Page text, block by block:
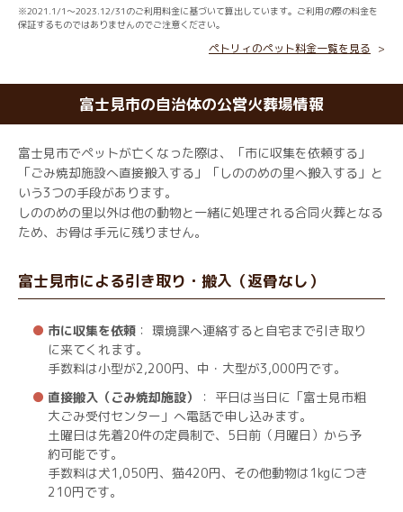
※2021.1/1～2023.12/31のご利用料金に基づいて算出しています。ご利用の際の料金を
保証するものではありませんのでご注意ください。
ペトリィのペット料金一覧を見る
富士見市の自治体の公営火葬場情報
富士見市でペットが亡くなった際は、「市に収集を依頼する」
「ごみ焼却施設へ直接搬入する」「しののめの里へ搬入する」と
いう3つの手段があります。
しののめの里以外は他の動物と一緒に処理される合同火葬となる
ため、お骨は手元に残りません。
富士見市による引き取り・搬入（返骨なし）
市に収集を依頼： 環境課へ連絡すると自宅まで引き取り
に来てくれます。
手数料は小型が2,200円、中・大型が3,000円です。
直接搬入（ごみ焼却施設）
： 平日は当日に「富士見市粗
大ごみ受付センター」へ電話で申し込みます。
土曜日は先着20件の定員制で、5日前（月曜日）から予
約可能です。
手数料は犬1,050円、猫420円、その他動物は1kgにつき
210円です。